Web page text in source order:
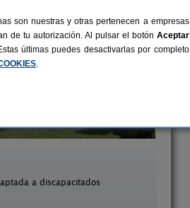
a discapacitados
son nuestras y otras pertenecen a empresas
de tu autorización. Al pulsar el botón Aceptar
últimas puedes desactivarlas por completo
.